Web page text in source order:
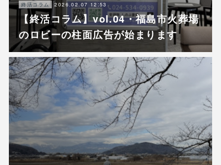
終活コラム 2026.02.07 12:53
【終活コラム】vol.04・福島市火葬場
のロビーの柱面広告が始まります